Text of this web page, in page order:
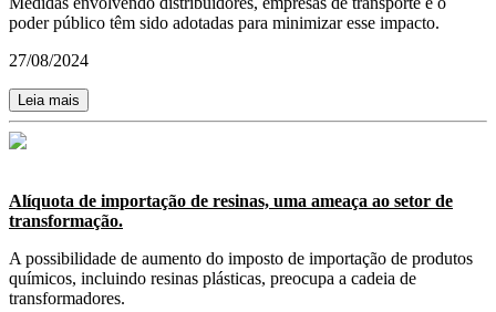
poder público têm sido adotadas para minimizar esse impacto.
27/08/2024
Leia mais
Alíquota de importação de resinas, uma ameaça ao setor de
transformação.
A possibilidade de aumento do imposto de importação de produtos
químicos, incluindo resinas plásticas, preocupa a cadeia de
transformadores.